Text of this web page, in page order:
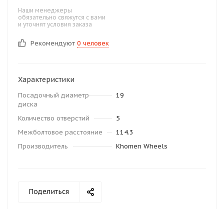
Наши менеджеры
обязательно свяжутся с вами
и уточнят условия заказа
Рекомендуют 0 человек
Характеристики
Посадочный диаметр
диска
19
Количество отверстий
5
Межболтовое расстояние
114.3
Производитель
Khomen Wheels
Поделиться